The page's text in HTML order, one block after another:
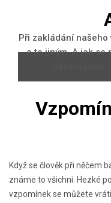
Při zakládání
a to jiným. A jak se
Když se člověk při něčem
známe to všichni. Hezké
vzpomínek se můžete